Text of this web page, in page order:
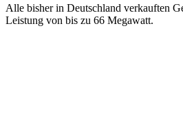
Alle bisher in Deutschland verkauften
Leistung von bis zu 66 Megawatt.